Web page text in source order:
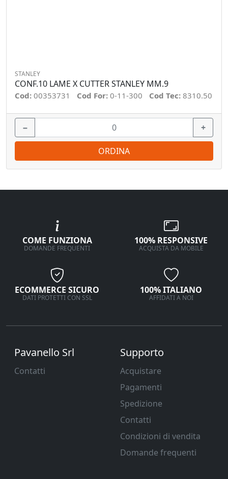
STANLEY
CONF.10 LAME X CUTTER STANLEY MM.9
Cod: 00353731 Cod For: 0-11-300 Cod Tec: 8310.50
− +
ORDINA
COME FUNZIONA
DOMANDE FREQUENTI
100% RESPONSIVE
ACQUISTA DA MOBILE
ECOMMERCE SICURO
DATI PROTETTI CON SSL
100% ITALIANO
AFFIDATI A NOI
Pavanello Srl
Contatti
Supporto
Acquistare
Pagamenti
Spedizione
Contatti
Condizioni di vendita
Domande frequenti